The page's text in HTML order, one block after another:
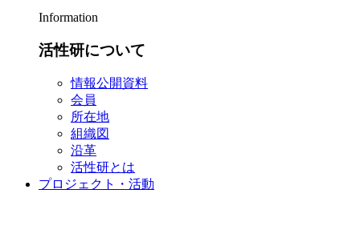
Information
活性研について
情報公開資料
会員
所在地
組織図
沿革
活性研とは
プロジェクト・活動